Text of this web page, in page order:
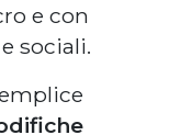
e con
sociali.